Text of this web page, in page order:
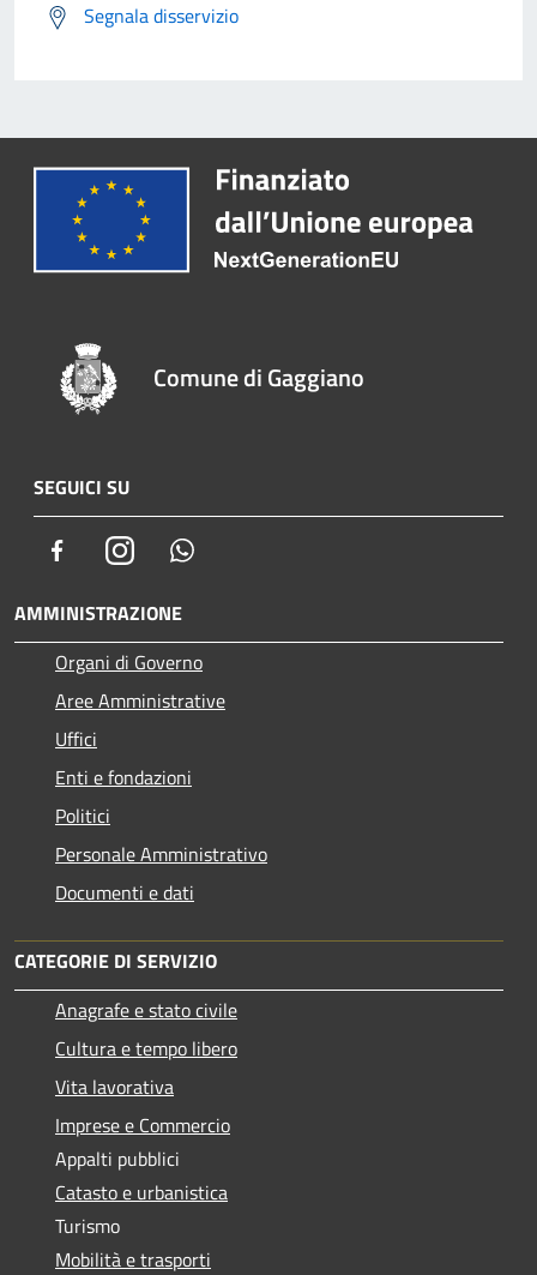
Segnala disservizio
Comune di Gaggiano
SEGUICI SU
FacebookInstagram
AMMINISTRAZIONE
Organi di Governo
Aree Amministrative
Uffici
Enti e fondazioni
Politici
Personale Amministrativo
Documenti e dati
CATEGORIE DI SERVIZIO
Anagrafe e stato civile
Cultura e tempo libero
Vita lavorativa
Imprese e Commercio
Appalti pubblici
Catasto e urbanistica
Turismo
Mobilità e trasporti